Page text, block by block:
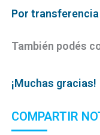
Por transferencia
También podés
¡Muchas gracias!
COMPARTIR